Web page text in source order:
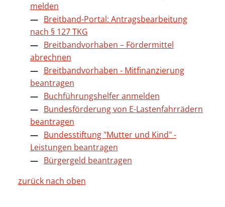
melden
Breitband-Portal: Antragsbearbeitung
nach § 127 TKG
Breitbandvorhaben – Fördermittel
abrechnen
Breitbandvorhaben - Mitfinanzierung
beantragen
Buchführungshelfer anmelden
Bundesförderung von E-Lastenfahrrädern
beantragen
Bundesstiftung "Mutter und Kind" -
Leistungen beantragen
Bürgergeld beantragen
zurück nach oben